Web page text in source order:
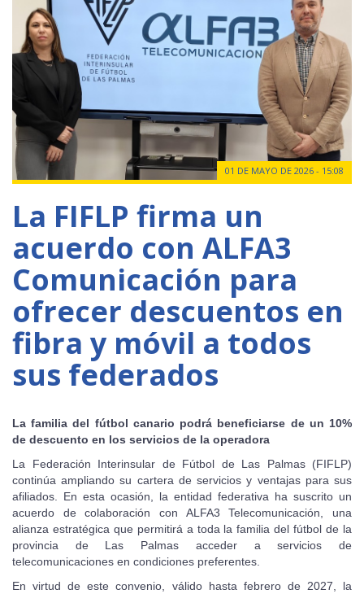
01 DE MAYO DE 2026 - 15:08
La FIFLP firma un
acuerdo con ALFA3
Comunicación para
ofrecer descuentos en
fibra y móvil a todos
sus federados
La familia del fútbol canario podrá beneficiarse de un 10%
de descuento en los servicios de la operadora
La Federación Interinsular de Fútbol de Las Palmas (FIFLP)
continúa ampliando su cartera de servicios y ventajas para sus
afiliados. En esta ocasión, la entidad federativa ha suscrito un
acuerdo de colaboración con ALFA3 Telecomunicación, una
alianza estratégica que permitirá a toda la familia del fútbol de la
provincia de Las Palmas acceder a servicios de
telecomunicaciones en condiciones preferentes.
En virtud de este convenio, válido hasta febrero de 2027, la